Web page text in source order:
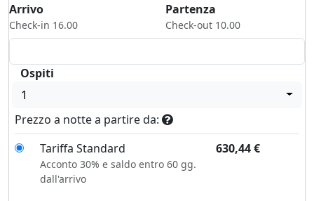
Arrivo
Check-in 16.00
Partenza
Check-out 10.00
Ospiti
1
Prezzo a notte a partire da:
Tariffa Standard
630,44€
Acconto 30% e saldo entro 60 gg.
dall'arrivo